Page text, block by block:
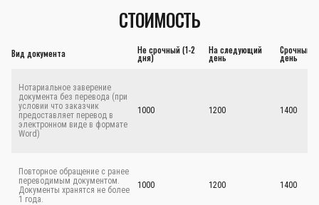
СТОИМОСТЬ
Вид документа Не срочный (1-2
дня)
На следующий
день
Срочный -
день
Нотариальное заверение
документа без перевода (при
условии что заказчик
предоставляет перевод в
электронном виде в формате
Word)
1000 1200 1400
Повторное обращение с ранее
переводимым документом.
Документы хранятся не более
1 года.
1000 1200 1400